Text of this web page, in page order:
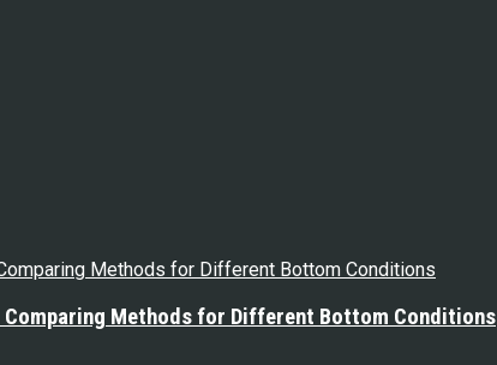
Methods for Different Bottom Conditions